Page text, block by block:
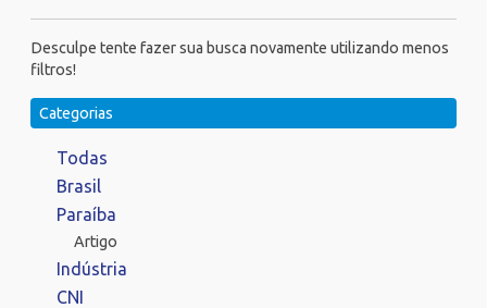
Desculpe tente fazer sua busca novamente utilizando menos
filtros!
Categorias
Todas
Brasil
Paraíba
Artigo
Indústria
CNI